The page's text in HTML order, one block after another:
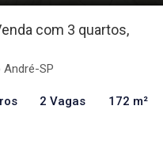
com 3 quartos,
SP
2 Vagas 172 m²